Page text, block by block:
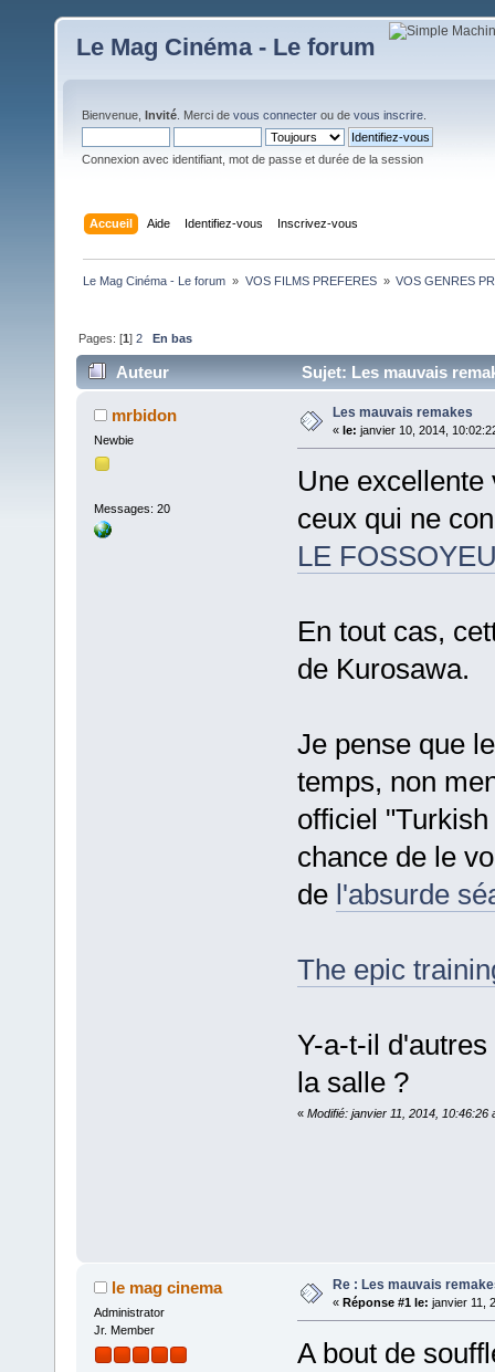
Le Mag Cinéma - Le forum
Bienvenue, Invité . Merci de vous connecter ou de vous inscrire
Connexion avec identifiant, mot de passe et durée de la session
Accueil Aide Identifiez-vous Inscrivez-vous
Le Mag Cinéma - Le forum » VOS FILMS PREFERES » VOS GENRES
Pages: [1]2 En bas
Auteur Sujet: Les mauvais
mrbidon
Newbie
Messages: 20
Les mauvais remakes
« le: janvier 10, 2014,
Une
ceux qui ne
LE
En tout cas,
de Kurosawa.
Je pense que
temps, non
officiel
chance de le
de l'absurde
The epic
Y-a-t-il
la salle ?
« Modifié: janvier 11, 2014, 10:46:26
le mag cinema
Administrator
Jr. Member
Re : Les mauvais
« Réponse #1 le: janvier 11,
A bout de